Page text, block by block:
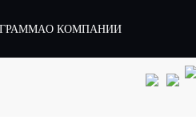
О КОМПАНИИ